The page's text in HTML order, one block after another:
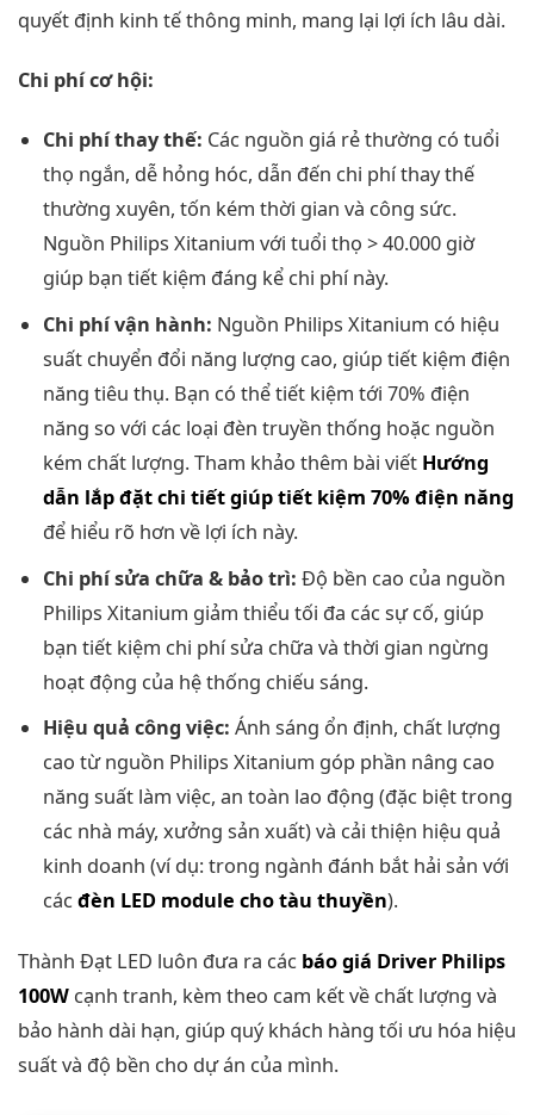
quyết định kinh tế thông minh, mang lại lợi ích lâu dài.
Chi phí cơ hội:
Chi phí thay thế: Các nguồn giá rẻ thường có tuổi
thọ ngắn, dễ hỏng hóc, dẫn đến chi phí thay thế
thường xuyên, tốn kém thời gian và công sức.
Nguồn Philips Xitanium với tuổi thọ > 40.000 giờ
giúp bạn tiết kiệm đáng kể chi phí này.
Chi phí vận hành: Nguồn Philips Xitanium có hiệu
suất chuyển đổi năng lượng cao, giúp tiết kiệm điện
năng tiêu thụ. Bạn có thể tiết kiệm tới 70% điện
năng so với các loại đèn truyền thống hoặc nguồn
kém chất lượng. Tham khảo thêm bài viết Hướng
dẫn lắp đặt chi tiết giúp tiết kiệm 70% điện năng
để hiểu rõ hơn về lợi ích này.
Chi phí sửa chữa & bảo trì: Độ bền cao của nguồn
Philips Xitanium giảm thiểu tối đa các sự cố, giúp
bạn tiết kiệm chi phí sửa chữa và thời gian ngừng
hoạt động của hệ thống chiếu sáng.
Hiệu quả công việc: Ánh sáng ổn định, chất lượng
cao từ nguồn Philips Xitanium góp phần nâng cao
năng suất làm việc, an toàn lao động (đặc biệt trong
các nhà máy, xưởng sản xuất) và cải thiện hiệu quả
kinh doanh (ví dụ: trong ngành đánh bắt hải sản với
cácđèn LED module cho tàu thuyền).
Thành Đạt LED luôn đưa ra các báo giá Driver Philips
100W cạnh tranh, kèm theo cam kết về chất lượng và
bảo hành dài hạn, giúp quý khách hàng tối ưu hóa hiệu
suất và độ bền cho dự án của mình.